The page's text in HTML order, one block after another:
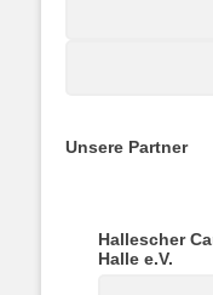
Unsere Partner
Hallescher
Halle e.V.